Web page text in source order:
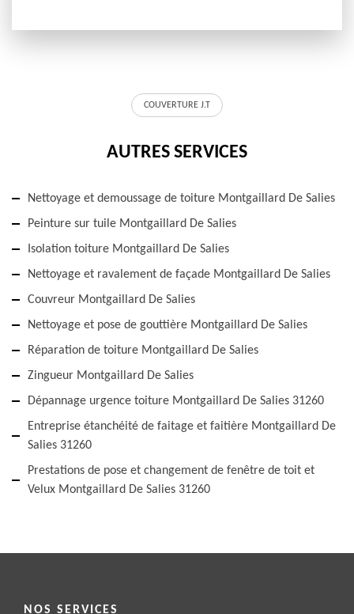
COUVERTURE J.T
AUTRES SERVICES
Nettoyage et demoussage de toiture Montgaillard De Salies
Peinture sur tuile Montgaillard De Salies
Isolation toiture Montgaillard De Salies
Nettoyage et ravalement de façade Montgaillard De Salies
Couvreur Montgaillard De Salies
Nettoyage et pose de gouttière Montgaillard De Salies
Réparation de toiture Montgaillard De Salies
Zingueur Montgaillard De Salies
Dépannage urgence toiture Montgaillard De Salies 31260
Entreprise étanchéité de faitage et faitière Montgaillard De
Salies 31260
Prestations de pose et changement de fenêtre de toit et
Velux Montgaillard De Salies 31260
NOS SERVICES